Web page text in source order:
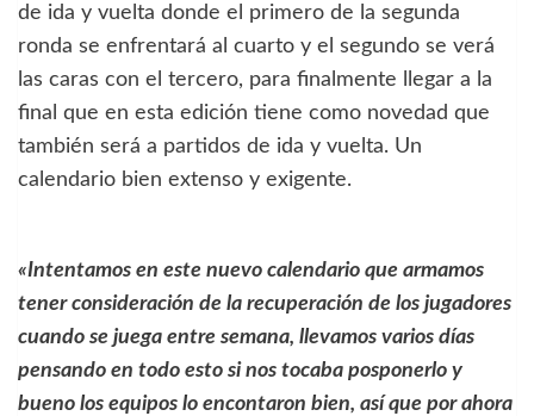
de ida y vuelta donde el primero de la segunda
ronda se enfrentará al cuarto y el segundo se verá
las caras con el tercero, para finalmente llegar a la
final que en esta edición tiene como novedad que
también será a partidos de ida y vuelta. Un
calendario bien extenso y exigente.
«Intentamos en este nuevo calendario que armamos
tener consideración de la recuperación de los jugadores
cuando se juega entre semana, llevamos varios días
pensando en todo esto si nos tocaba posponerlo y
bueno los equipos lo encontaron bien, así que por ahora